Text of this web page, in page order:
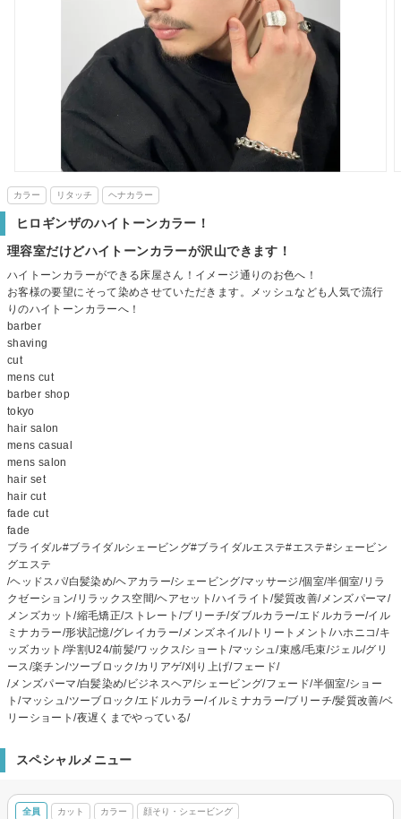
カラー リタッチ ヘナカラー
ヒロギンザのハイトーンカラー！
理容室だけどハイトーンカラーが沢山できます！
ハイトーンカラーができる床屋さん！イメージ通りのお色へ！
お客様の要望にそって染めさせていただきます。メッシュなども人気で流行
りのハイトーンカラーへ！
barber
shaving
cut
mens cut
barber shop
tokyo
hair salon
mens casual
mens salon
hair set
hair cut
fade cut
fade
ブライダル#ブライダルシェービング#ブライダルエステ#エステ#シェービン
グエステ
/ヘッドスパ/白髪染め/ヘアカラー/シェービング/マッサージ/個室/半個室/リラ
クゼーション/リラックス空間/ヘアセット/ハイライト/髪質改善/メンズパーマ/
メンズカット/縮毛矯正/ストレート/ブリーチ/ダブルカラー/エドルカラー/イル
ミナカラー/形状記憶/グレイカラー/メンズネイル/トリートメント/ハホニコ/キ
ッズカット/学割U24/前髪/ワックス/ショート/マッシュ/束感/毛束/ジェル/グリ
ース/楽チン/ツーブロック/カリアゲ/刈り上げ/フェード/
/メンズパーマ/白髪染め/ビジネスヘア/シェービング/フェード/半個室/ショー
ト/マッシュ/ツーブロック/エドルカラー/イルミナカラー/ブリーチ/髪質改善/ベ
リーショート/夜遅くまでやっている/
スペシャルメニュー
全員 カット カラー 顔そり・シェービング